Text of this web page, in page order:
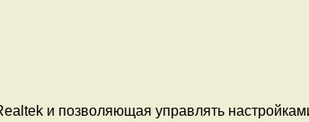
и позволяющая управлять